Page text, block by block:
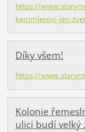
https://
kemmlerovi-jen-
Díky všem!
https://
Kolonie
ulici budí velký